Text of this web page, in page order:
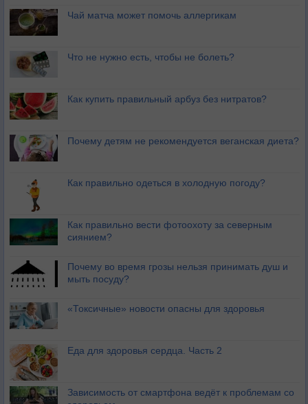
Чай матча может помочь аллергикам
Что не нужно есть, чтобы не болеть?
Как купить правильный арбуз без нитратов?
Почему детям не рекомендуется веганская диета?
Как правильно одеться в холодную погоду?
Как правильно вести фотоохоту за северным
сиянием?
Почему во время грозы нельзя принимать душ и
мыть посуду?
«Токсичные» новости опасны для здоровья
Еда для здоровья сердца. Часть 2
Зависимость от смартфона ведёт к проблемам со